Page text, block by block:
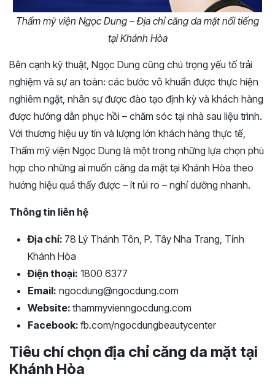
Thẩm mỹ viện Ngọc Dung – Địa chỉ căng da mặt nổi tiếng
tại Khánh Hòa
Bên cạnh kỹ thuật, Ngọc Dung cũng chú trọng yếu tố trải
nghiệm và sự an toàn: các bước vô khuẩn được thực hiện
nghiêm ngặt, nhân sự được đào tạo định kỳ và khách hàng
được hướng dẫn phục hồi – chăm sóc tại nhà sau liệu trình.
Với thương hiệu uy tín và lượng lớn khách hàng thực tế,
Thẩm mỹ viện Ngọc Dung là một trong những lựa chọn phù
hợp cho những ai muốn căng da mặt tại Khánh Hòa theo
hướng hiệu quả thấy được – ít rủi ro – nghỉ dưỡng nhanh.
Thông tin liên hệ
Địa chỉ: 78 Lý Thánh Tôn, P. Tây Nha Trang, Tỉnh
Khánh Hòa
Điện thoại: 1800 6377
Email: ngocdung@ngocdung.com
Website: thammyvienngocdung.com
Facebook: fb.com/ngocdungbeautycenter
Tiêu chí chọn địa chỉ căng da mặt tại
Khánh Hòa